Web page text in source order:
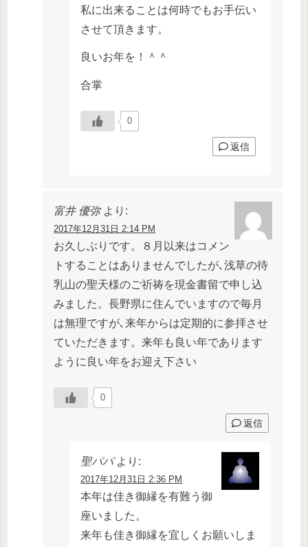
私に出来ることは何時でもお手伝い
させて頂きます。
良いお年を！＾＾
合掌
0
返信
富井 優弥 より:
2017年12月31日 2:14 PM
お久しぶりです。８月以来はコメン
トすることはありませんでしたが､浅草の待
乳山の聖天様のご祈祷を現金書留で申し込
みました。長野県に住んでいますので毎月
は無理ですが､来年からは定期的に参拝させ
ていただきます。来年も良い年であります
ように良い年をお迎え下さい
0
返信
聖パパ より:
2017年12月31日 2:36 PM
本年は佳き御縁を有難う御
座いました。
来年も佳き御縁を宜しくお願いしま